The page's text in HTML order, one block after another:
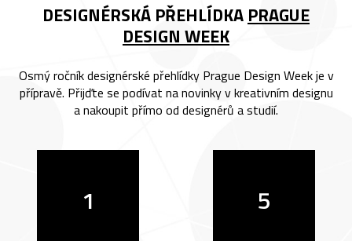
DESIGNÉRSKÁ PŘEHLÍDKA PRAGUE
DESIGN WEEK
Osmý ročník designérské přehlídky Prague Design Week je v
přípravě. Přijďte se podívat na novinky v kreativním designu
a nakoupit přímo od designérů a studií.
1 5